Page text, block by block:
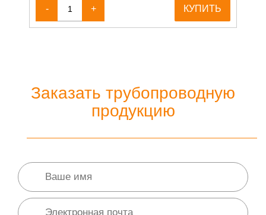
- + КУПИТЬ
Заказать трубопроводную
продукцию